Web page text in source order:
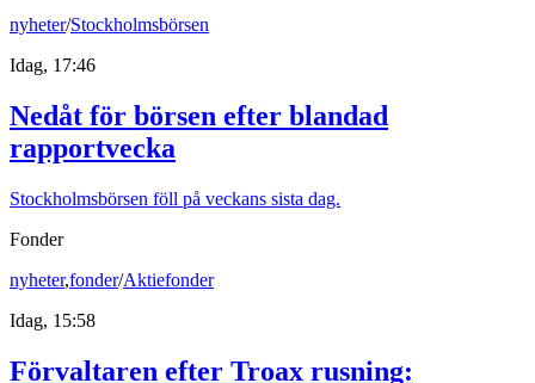
nyheter/Stockholmsbörsen
Idag, 17:46
Nedåt för börsen efter blandad
rapportvecka
Stockholmsbörsen föll på veckans sista dag.
Fonder
nyheter,fonder/Aktiefonder
Idag, 15:58
Förvaltaren efter Troax rusning: